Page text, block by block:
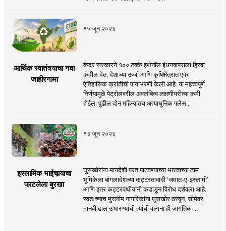
१५ जून २०२६
आर्थिक स्वातंत्र्याचा नवा
जाहीरनामा
केंद्र सरकारने १०० टक्के इथेनॉल इंधनवापराला हिरवा
कंदील देत, देशाच्या ऊर्जा आणि कृषिक्षेत्रात एका
ऐतिहासिक क्रांतीची पायाभरणी केली आहे. या महत्त्वपूर्ण
निर्णयामुळे पेट्रोलवरील अवलंबित्व लक्षणीयरीत्या कमी
होईल. पुढील दोन महिन्यांतच अत्याधुनिक फ्लेस ..
१३ जून २०२६
इस्लामिक भाईचार्‍याचा
फाटलेला बुरखा
घुसखोरांना मायदेशी परत पाठवण्याच्या भारताच्या ठाम
भूमिकेला बांगलादेशच्या कट्टरतावादी ‘जमात-ए-इस्लामी’
आणि इतर कट्टरपंथीयांनी कडाडून विरोध दर्शवला आहे.
स्वतःच्याच मुस्लीम नागरिकांना घुसखोर ठरवून, सीमेवर
मानवी ढाल उभारण्याची त्यांची वल्गना ही जागतिक ..